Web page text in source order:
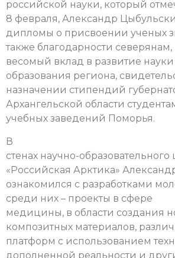
российской науки, который
8 февраля, Александр
дипломы о присвоении ученых
также благодарности
весомый вклад в развитие
образования региона,
назначении стипендий
Архангельской области
учебных заведений Поморья.
В
стенах научно-образовательного
«Российская Арктика»
ознакомился с разработками
среди них – проекты в сфере
медицины, в области создания
композитных материалов,
платформ с использованием
дополненной реальности и